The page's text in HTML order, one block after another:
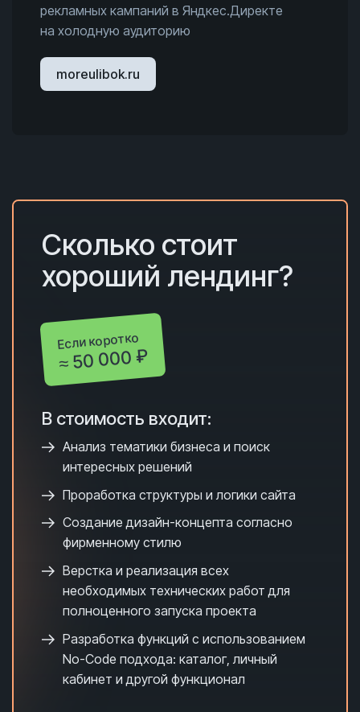
рекламных кампаний в Яндкес.Директе
на холодную аудиторию
moreulibok.ru
Сколько стоит
хороший лендинг?
Если коротко
≈ 50 000 ₽
В стоимость входит:
Анализ тематики бизнеса и поиск
интересных решений
Проработка структуры и логики сайта
Создание дизайн-концепта согласно
фирменному стилю
Верстка и реализация всех
необходимых технических работ для
полноценного запуска проекта
Разработка функций с использованием
No-Code подхода: каталог, личный
кабинет и другой функционал